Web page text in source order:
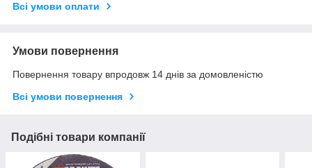
Всі умови оплати
Умови повернення
Повернення товару впродовж 14 днів за домовленістю
Всі умови повернення
Подібні товари компанії